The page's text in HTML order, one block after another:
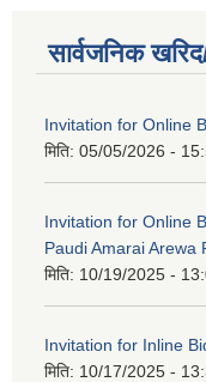
सार्वजनिक
Invitation for Online
मिति: 05/05/2026 -
Invitation for Online
Paudi Amarai Arewa
मिति: 10/19/2025 -
Invitation for Inline
मिति: 10/17/2025 -